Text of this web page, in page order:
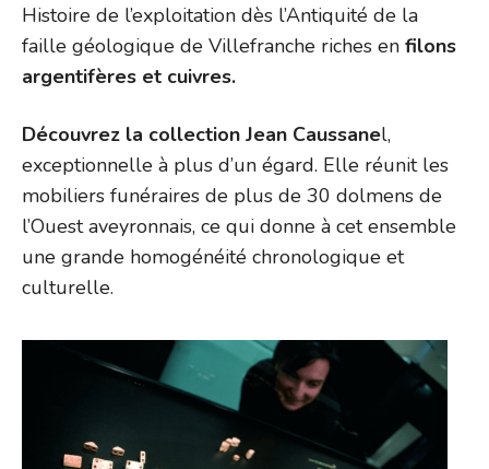
Histoire de l’exploitation dès l’Antiquité de la
faille géologique de Villefranche riches en filons
argentifères et cuivres.
Découvrez la collection Jean Caussanel,
exceptionnelle à plus d’un égard. Elle réunit les
mobiliers funéraires de plus de 30 dolmens de
l’Ouest aveyronnais, ce qui donne à cet ensemble
une grande homogénéité chronologique et
culturelle.